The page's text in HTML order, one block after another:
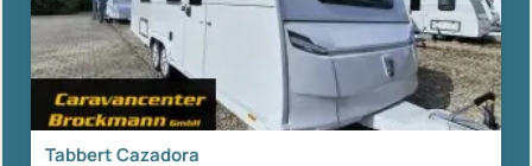
Tabbert Cazadora